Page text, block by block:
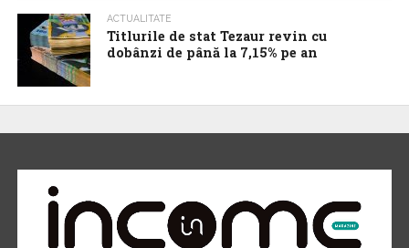
ACTUALITATE
Titlurile de stat Tezaur revin cu
dobânzi de până la 7,15% pe an